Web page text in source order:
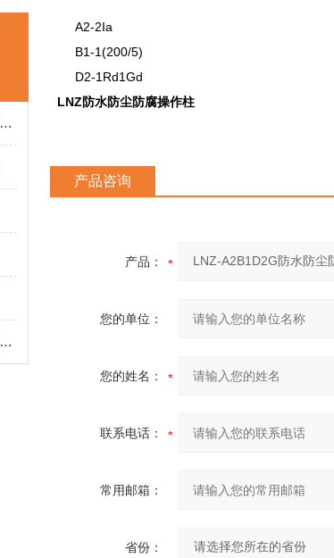
守护危险环境的电力卫士：防爆配电装置技术解析与应用
防爆配电柜在使用过程中一定要做好它的维护保养工作
A2-2Ia
B1-1(200/5)
D2-1Rd1Gd
LNZ防水防尘防腐操作柱
产品咨询
产品：
您的单位：
您的姓名：
联系电话：
常用邮箱：
省份：